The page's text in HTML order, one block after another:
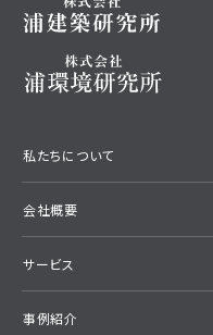
私たちについて
会社概要
サービス
事例紹介